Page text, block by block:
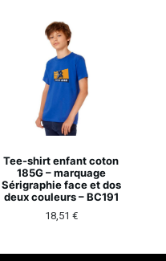
Tee-shirt enfant coton
185G – marquage
Sérigraphie face et dos
deux couleurs – BC191
18,51 €